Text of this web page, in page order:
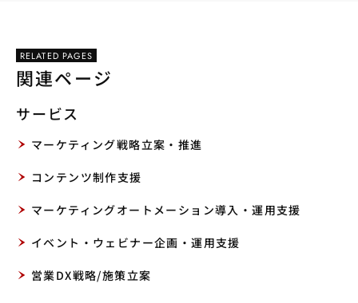
RELATED PAGES
関連ページ
サービス
マーケティング戦略立案・推進
コンテンツ制作支援
マーケティングオートメーション導入・運用支援
イベント・ウェビナー企画・運用支援
営業DX戦略/施策立案